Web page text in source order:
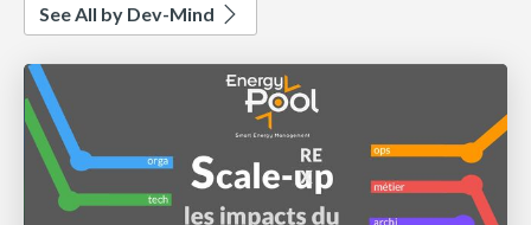
See All by Dev-Mind